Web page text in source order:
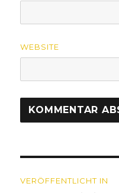
WEBSITE
VERÖFFENTLICHT IN